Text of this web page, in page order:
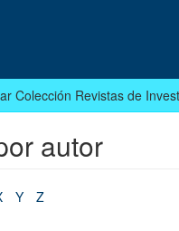
Colección Revistas de
autor
Y
Z